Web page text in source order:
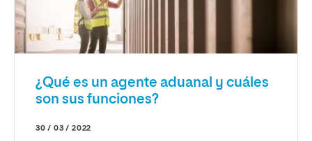
¿Qué es un agente aduanal y cuáles
son sus funciones?
30 / 03 / 2022